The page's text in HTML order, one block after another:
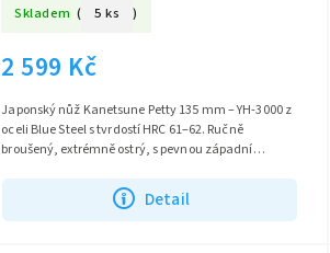
Skladem ( 5 ks )
2 599 Kč
Detail
Japonský nůž Kanetsune Petty 135 mm – YH-3000 z
oceli Blue Steel s tvrdostí HRC 61–62. Ručně
broušený, extrémně ostrý, s pevnou západní